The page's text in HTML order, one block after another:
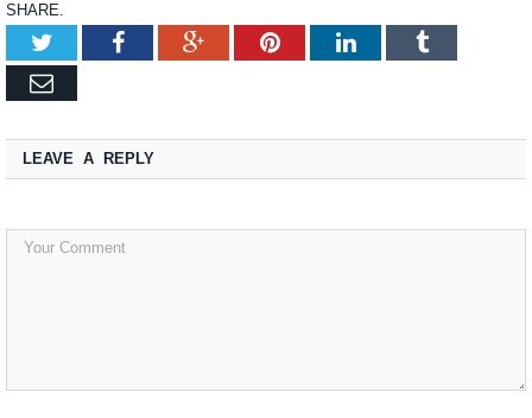
SHARE.
TwitterFacebookGoogle+PinterestLinkedInTumblr
Email
LEAVE A REPLY